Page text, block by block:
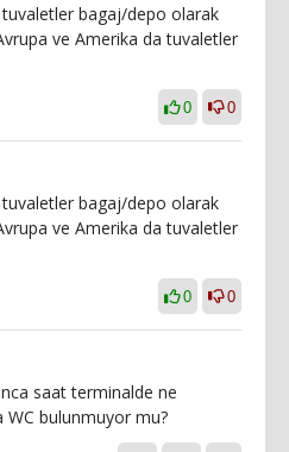
tuvaletler bagaj/depo olarak
ve Amerika da tuvaletler
0 0
tuvaletler bagaj/depo olarak
ve Amerika da tuvaletler
0 0
saat terminalde ne
WC bulunmuyor mu?